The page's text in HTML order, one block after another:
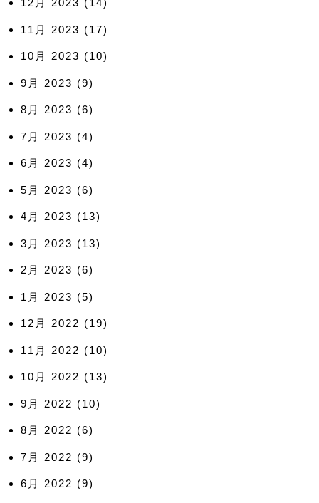
12月 2023 (14)
11月 2023 (17)
10月 2023 (10)
9月 2023 (9)
8月 2023 (6)
7月 2023 (4)
6月 2023 (4)
5月 2023 (6)
4月 2023 (13)
3月 2023 (13)
2月 2023 (6)
1月 2023 (5)
12月 2022 (19)
11月 2022 (10)
10月 2022 (13)
9月 2022 (10)
8月 2022 (6)
7月 2022 (9)
6月 2022 (9)